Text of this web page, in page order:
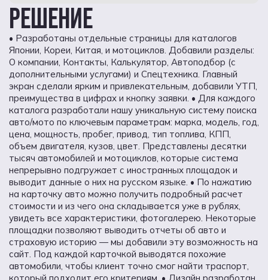
РЕШЕНИЕ
• Разработаны отдельные страницы для каталогов
Японии, Кореи, Китая, и мотоциклов. Добавили разделы:
О компании, Контакты, Калькулятор, Автоподбор (с
дополнительными услугами) и Спецтехника. Главный
экран сделали ярким и привлекательным, добавили УТП,
преимущества в цифрах и кнопку заявки. • Для каждого
каталога разработали нашу уникальную систему поиска
авто/мото по ключевым параметрам: марка, модель, год,
цена, мощность, пробег, привод, тип топлива, КПП,
объем двигателя, кузов, цвет. Представлены десятки
тысяч автомобилей и мотоциклов, которые система
непрерывно подгружает с иностранных площадок и
выводит данные о них на русском языке. • По нажатию
на карточку авто можно получить подробный расчет
стоимости и из чего она складывается уже в рублях,
увидеть все характеристики, фотогалерею. Некоторые
площадки позволяют выводить отчеты об авто и
страховую историю — мы добавили эту возможность на
сайт. Под каждой карточкой выводятся похожие
автомобили, чтобы клиент точно смог найти траспорт,
который подходит его критериям. • Дизайн разработан